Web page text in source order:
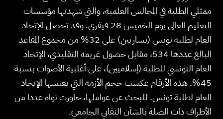
ممثلي الطلبة في المجالس العلمية، والتي شهدتها مؤسسات
التعليم العالي يوم الخميس 28 فيفري. وقد تحصل الإتحاد
العام لطلبة تونس (يساريين) على 32% من مجموع المقاعد
البالغ عددها 534، مقابل حصول غريمه التقليدي، الإتحاد
العام التونسي للطلبة (إسلاميين)، على أغلبية الأصوات بنسبة
45%. هذه الأرقام عكست حجم الأزمة التي يعيشها الإتحاد
العام لطلبة تونس. للبحث عن عواملها، حاورت نواة عددا من
الأطراف ذات الصلة بالشأن النقابي الجامعيّ.